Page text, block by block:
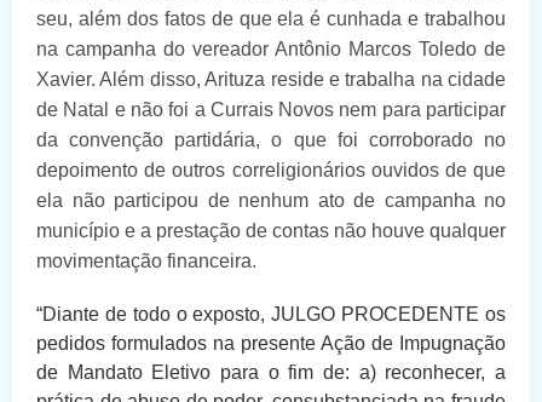
seu, além dos fatos de que ela é cunhada e trabalhou
na campanha do vereador Antônio Marcos Toledo de
Xavier. Além disso, Arituza reside e trabalha na cidade
de Natal e não foi a Currais Novos nem para participar
da convenção partidária, o que foi corroborado no
depoimento de outros correligionários ouvidos de que
ela não participou de nenhum ato de campanha no
município e a prestação de contas não houve qualquer
movimentação financeira.
“Diante de todo o exposto, JULGO PROCEDENTE os
pedidos formulados na presente Ação de Impugnação
de Mandato Eletivo para o fim de: a) reconhecer, a